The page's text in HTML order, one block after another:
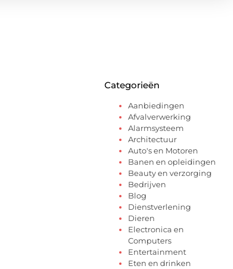
Categorieën
Aanbiedingen
Afvalverwerking
Alarmsysteem
Architectuur
Auto's en Motoren
Banen en opleidingen
Beauty en verzorging
Bedrijven
Blog
Dienstverlening
Dieren
Electronica en
Computers
Entertainment
Eten en drinken